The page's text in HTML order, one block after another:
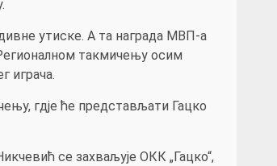
утиске. А та награда МВП-а
такмичењу осим
играча.
гдје ће представљати Гацко
се захваљује ОКК „Гацко“,